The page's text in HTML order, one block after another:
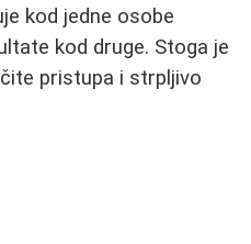
kod jedne osobe
kod druge. Stoga je
pristupa i strpljivo